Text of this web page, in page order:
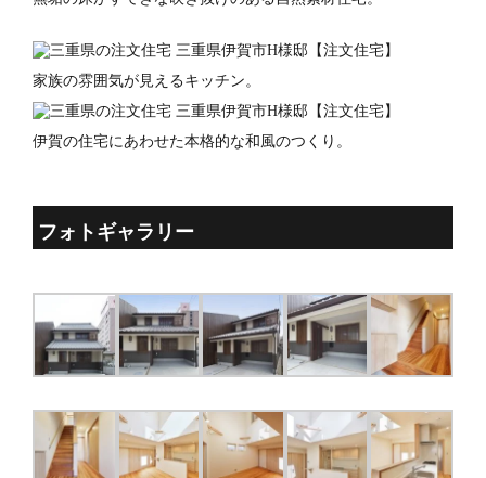
家族の雰囲気が見えるキッチン。
伊賀の住宅にあわせた本格的な和風のつくり。
フォトギャラリー